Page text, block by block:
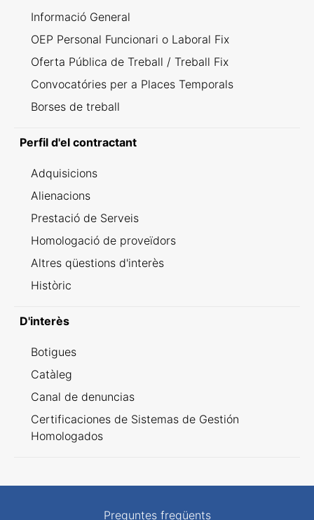
Informació General
OEP Personal Funcionari o Laboral Fix
Oferta Pública de Treball / Treball Fix
Convocatóries per a Places Temporals
Borses de treball
Perfil d'el contractant
Adquisicions
Alienacions
Prestació de Serveis
Homologació de proveïdors
Altres qüestions d'interès
Històric
D'interès
Botigues
Catàleg
Canal de denuncias
Certificaciones de Sistemas de Gestión
Homologados
Preguntes freqüents